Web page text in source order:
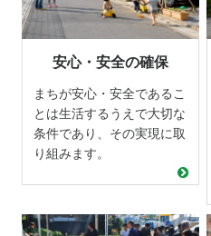
安心・安全の確保
まちが安心・安全であるこ
とは生活するうえで大切な
条件であり、その実現に取
り組みます。